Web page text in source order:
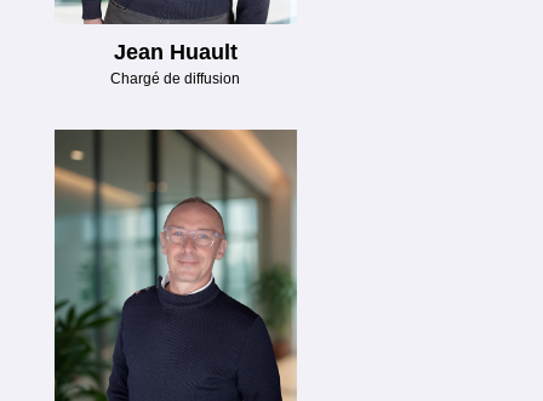
Jean Huault
Chargé de diffusion